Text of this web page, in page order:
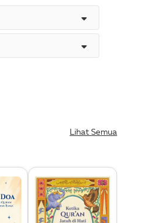
Lihat Semua